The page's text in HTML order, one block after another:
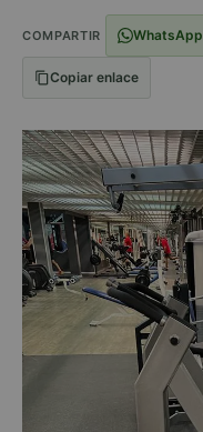
COMPARTIR WhatsApp
Copiar enlace